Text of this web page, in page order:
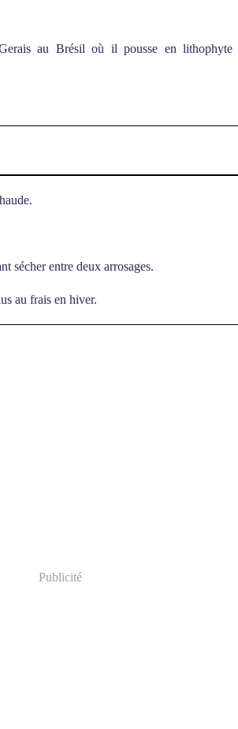
au Brésil où il pousse en lithophyte
sécher entre deux arrosages.
au frais en hiver.
Publicité